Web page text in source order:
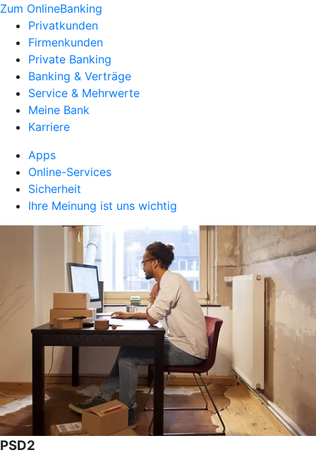
Zum OnlineBanking
Privatkunden
Firmenkunden
Private Banking
Banking & Verträge
Service & Mehrwerte
Meine Bank
Karriere
Apps
Online-Services
Sicherheit
Ihre Meinung ist uns wichtig
PSD2